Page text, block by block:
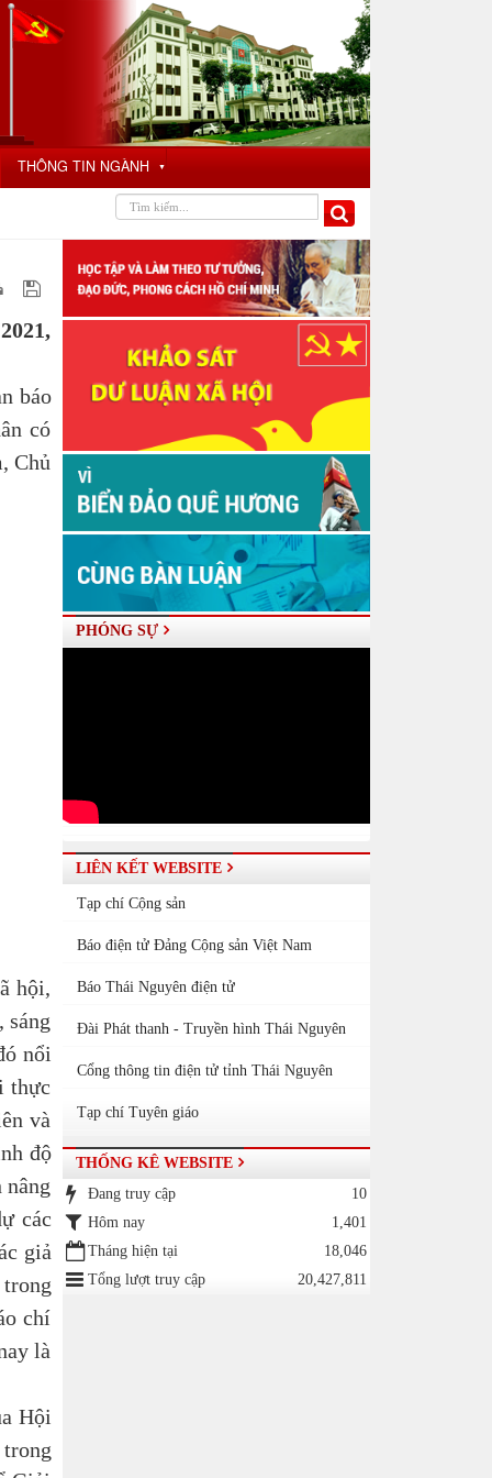
THÔNG TIN NGÀNH ▼
báo
có
Chủ
hội,
sáng
nổi
thực
và
độ
các
giả
chí
là
Hội
PHÓNG SỰ
LIÊN KẾT WEBSITE
Tạp chí Cộng sản
Báo điện tử Đảng Cộng sản Việt Nam
Báo Thái Nguyên điện tử
Đài Phát thanh - Truyền hình Thái Nguyên
Cổng thông tin điện tử tỉnh Thái Nguyên
Tạp chí Tuyên giáo
THỐNG KÊ WEBSITE
Đang truy cập
10
Hôm nay
1,401
Tháng hiện tại
18,046
Tổng lượt truy cập
20,427,811